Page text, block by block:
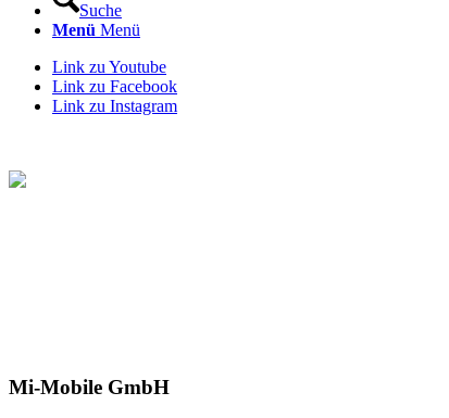
Suche
Menü Menü
Link zu Youtube
Link zu Facebook
Link zu Instagram
Mi-Mobile GmbH